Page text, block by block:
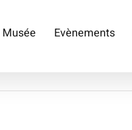
Musée Evènements